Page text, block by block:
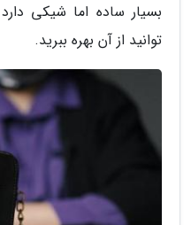
بسیار ساده اما شیکی
توانید از آن بهره ببرید.